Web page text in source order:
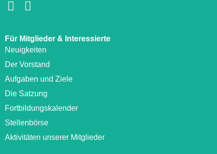
Für Mitglieder & Interessierte
Neuigkeiten
Der Vorstand
Aufgaben und Ziele
Die Satzung
Fortbildungskalender
Stellenbörse
Aktivitäten unserer Mitglieder